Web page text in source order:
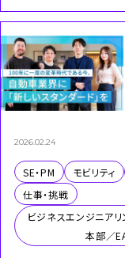
SE・PM モビリティ
仕事・挑戦
ビジネスエンジニア
本部／
2026.02.24